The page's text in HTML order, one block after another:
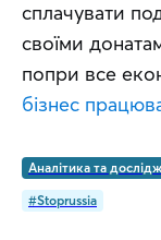
сплачувати
своїми
бізнес
Аналітика та
#Stoprussia